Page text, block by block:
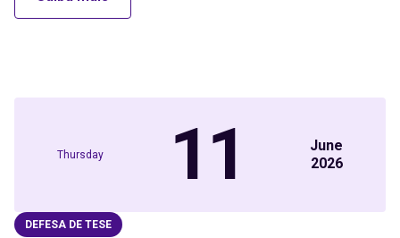
Thursday 11
June
2026
DEFESA DE TESE